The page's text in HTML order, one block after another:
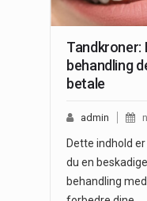
Tandkroner:
behandling
betale
admin
Dette indhold
du en
behandling